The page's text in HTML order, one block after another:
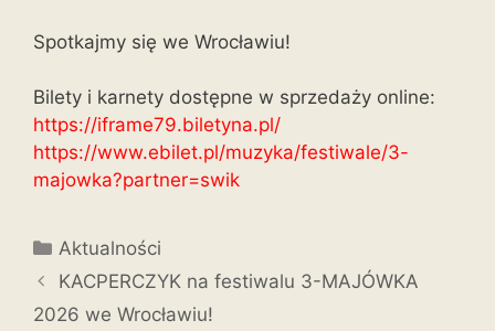
Spotkajmy się we Wrocławiu!
Bilety i karnety dostępne w sprzedaży online:
https://iframe79.biletyna.pl/
https://www.ebilet.pl/muzyka/festiwale/3-
majowka?partner=swik
Aktualności
KACPERCZYK na festiwalu 3-MAJÓWKA
2026 we Wrocławiu!